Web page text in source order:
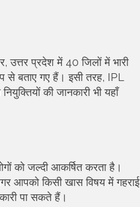
उत्तर प्रदेश में 40 जिलों में भारी
से बताए गए हैं। इसी तरह, IPL
की जानकारी भी यहाँ
को जल्दी आकर्षित करता है।
आपको किसी खास विषय में गहराई
पा सकते हैं।